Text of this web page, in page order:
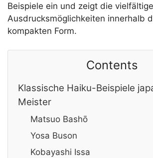
Beispiele ein und zeigt die
Ausdrucksmöglichkeiten innerhalb
kompakten Form.
Contents
Klassische Haiku-Beispiele
Meister
Matsuo Bashō
Yosa Buson
Kobayashi Issa